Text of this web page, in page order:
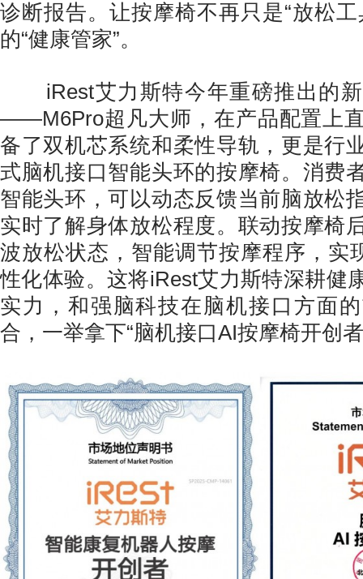
诊断报告。让按摩椅不再只是“放松
的“健康管家”。
iRest艾力斯特今年重磅推出的新
——M6Pro超凡大师，在产品配置上
备了双机芯系统和柔性导轨，更是行
式脑机接口智能头环的按摩椅。消费
智能头环，可以动态反馈当前脑放松
实时了解身体放松程度。联动按摩椅
波放松状态，智能调节按摩程序，实
性化体验。这将iRest艾力斯特深耕健
实力，和强脑科技在脑机接口方面
合，一举拿下“脑机接口AI按摩椅开创